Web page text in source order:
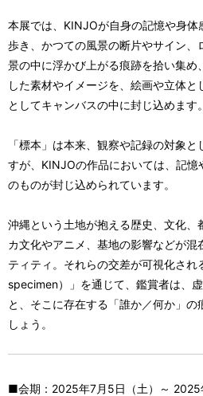
本展では、KINJOが自身の記憶や身体
歩き、かつての風景の断片やサイン、
景の中に浮かび上がる痕跡を拾い集め
した素材やイメージを、絵画や立体と
としてキャンバスの中に封じ込めます。
「標本」は本来、観察や記録の対象
すが、KINJOの作品においては、記憶
のものが封じ込められています。
沖縄という土地が抱える歴史、文化、
カ文化やアニメ、基地の影響などが
ティティ。それらの交差が可視化さ
specimen）」を通じて、鑑賞者は、
と、そこに存在する「誰か／何か」
しょう。
■会期：2025年7月5日（土）～ 2025